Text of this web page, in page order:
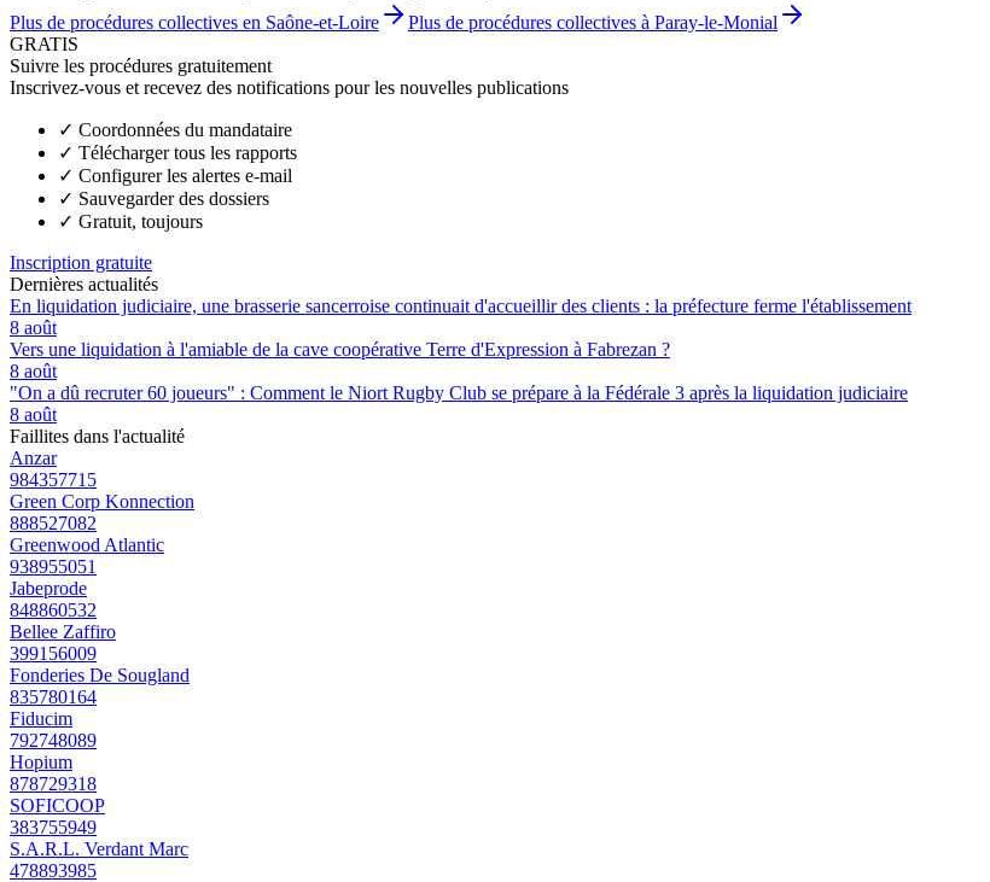
Plus de procédures collectives en Saône-et-Loire
Plus de procédures collectives à Paray-le-Monial
GRATIS
Suivre les procédures gratuitement
Inscrivez-vous et recevez des notifications pour les nouvelles publications
✓ Coordonnées du mandataire
✓ Télécharger tous les rapports
✓ Configurer les alertes e-mail
✓ Sauvegarder des dossiers
✓ Gratuit, toujours
Inscription gratuite
Dernières actualités
En liquidation judiciaire, une brasserie sancerroise continuait d'accueillir des clients : la préfecture ferme l'établissement
8 août
Vers une liquidation à l'amiable de la cave coopérative Terre d'Expression à Fabrezan ?
8 août
"On a dû recruter 60 joueurs" : Comment le Niort Rugby Club se prépare à la Fédérale 3 après la liquidation judiciaire
8 août
Faillites dans l'actualité
Anzar
984357715
Green Corp Konnection
888527082
Greenwood Atlantic
938955051
Jabeprode
848860532
Bellee Zaffiro
399156009
Fonderies De Sougland
835780164
Fiducim
792748089
Hopium
878729318
SOFICOOP
383755949
S.A.R.L. Verdant Marc
478893985